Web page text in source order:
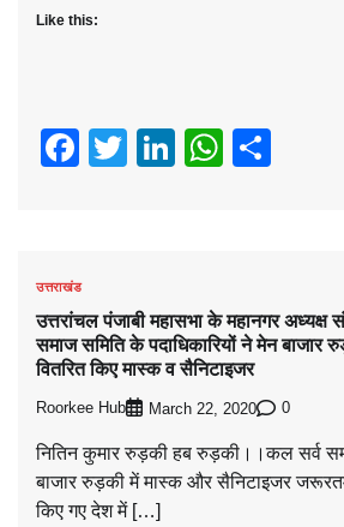
Like this:
Facebook
TwitterLinkedIn
उत्तराखंड
उत्तरांचल पंजाबी महासभा के महानगर अध्यक्ष
समाज समिति के पदाधिकारियों ने मेन बाजार
वितरित किए मास्क व सैनिटाइजर
Roorkee Hub March 22, 2020 0
नितिन कुमार रुड़की हब रुड़की।।कल सर्व
बाजार रुड़की में मास्क और सैनिटाइजर
किए गए देश में […]